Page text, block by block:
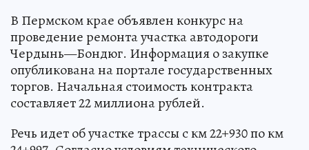
В Пермском крае объявлен конкурс на
проведение ремонта участка автодороги
Чердынь—Бондюг. Информация о закупке
опубликована на портале государственных
торгов. Начальная стоимость контракта
составляет 22 миллиона рублей.
Речь идет об участке трассы с км 22+930 по км